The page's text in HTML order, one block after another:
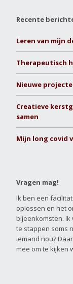
Recente
Leren van mijn
Therapeutisch
Nieuwe
Creatieve
samen
Mijn long covid
Vragen mag!
Ik ben een
oplossen en het
bijeenkomsten.
te stappen soms
iemand nou?
mee om te kijken